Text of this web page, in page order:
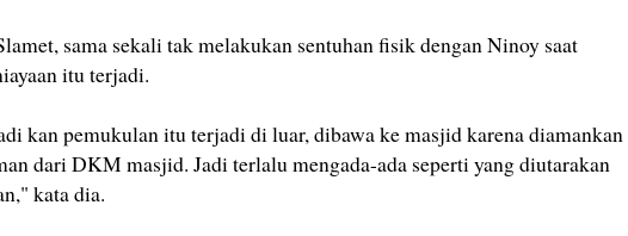
sama sekali tak melakukan sentuhan fisik dengan Ninoy saat
itu terjadi.
kan pemukulan itu terjadi di luar, dibawa ke masjid karena diamankan
dari DKM masjid. Jadi terlalu mengada-ada seperti yang diutarakan
kata dia.